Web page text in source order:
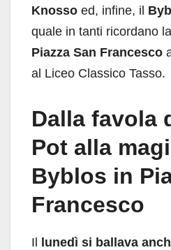
Knosso ed, infine, il
quale in tanti ricordano
Piazza San Francesco
al Liceo Classico Tasso.
Dalla favola
Pot alla
Byblos in
Francesco
Il lunedì si ballava